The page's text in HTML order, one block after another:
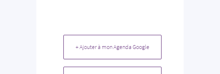
+ Ajouter à mon Agenda Google